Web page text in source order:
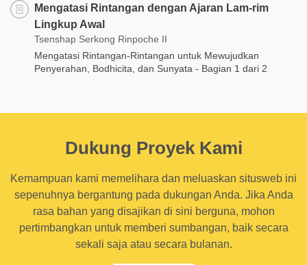
Mengatasi Rintangan dengan Ajaran Lam-rim
Lingkup Awal
Tsenshap Serkong Rinpoche II
Mengatasi Rintangan-Rintangan untuk Mewujudkan
Penyerahan, Bodhicita, dan Sunyata - Bagian 1 dari 2
Dukung Proyek Kami
Kemampuan kami memelihara dan meluaskan situsweb ini
sepenuhnya bergantung pada dukungan Anda. Jika Anda
rasa bahan yang disajikan di sini berguna, mohon
pertimbangkan untuk memberi sumbangan, baik secara
sekali saja atau secara bulanan.